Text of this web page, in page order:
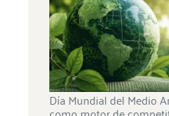
Día Mundial del Medio